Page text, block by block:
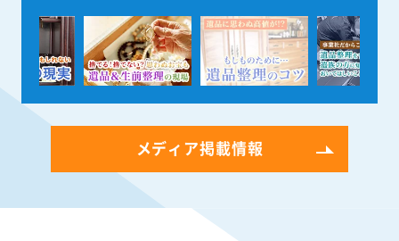
メディア掲載情報